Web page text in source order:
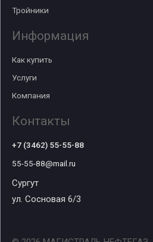
Тройники
Информация
Как купить
Услуги
Компания
Контакты
+7 (3462) 55-55-88
55-55-88@mail.ru
Сургут
ул. Сосновая 6/3